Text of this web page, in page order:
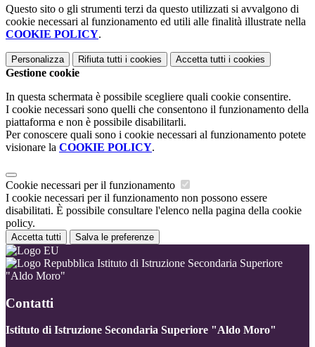
Questo sito o gli strumenti terzi da questo utilizzati si avvalgono di
cookie necessari al funzionamento ed utili alle finalità illustrate nella
COOKIE POLICY.
Personalizza Rifiuta tutti i cookies Accetta tutti i cookies
Gestione cookie
In questa schermata è possibile scegliere quali cookie consentire.
I cookie necessari sono quelli che consentono il funzionamento della
piattaforma e non è possibile disabilitarli.
Per conoscere quali sono i cookie necessari al funzionamento potete
visionare la COOKIE POLICY.
Cookie necessari per il funzionamento
I cookie necessari per il funzionamento non possono essere
disabilitati. È possibile consultare l'elenco nella pagina della cookie
policy.
Accetta tutti Salva le preferenze
Istituto di Istruzione Secondaria Superiore
"Aldo Moro"
Contatti
Istituto di Istruzione Secondaria Superiore "Aldo Moro"